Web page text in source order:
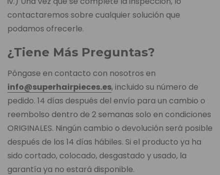
contactaremos sobre cualquier solución que
podamos ofrecerle.
¿Tiene Más Preguntas?
Póngase en contacto con nosotros en
info@superhairpieces.es, incluido su número de
pedido. 14 días después del envío para un cambio o
reembolso dentro de 2 semanas solo en condiciones
ORIGINALES. Ningún cambio o devolución será posible
después de los 14 días hábiles. Si el producto ya ha
sido cortado, colocado, desgastado y usado, la
garantía ya no estará disponible.